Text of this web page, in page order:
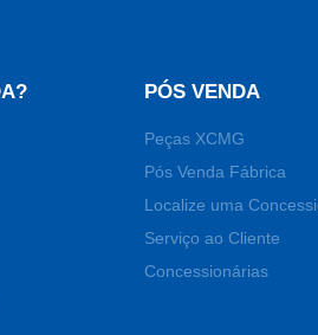
PÓS VENDA
Peças XCMG
Pós Venda Fábrica
Localize uma
Serviço ao Cliente
Concessionárias